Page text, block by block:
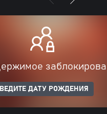
ДАТУ РОЖДЕНИЯ